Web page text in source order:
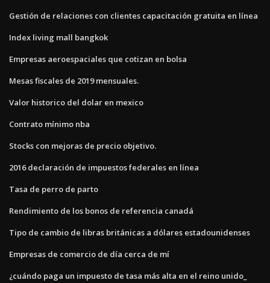
Gestión de relaciones con clientes capacitación gratuita en línea
Index living mall bangkok
Empresas aeroespaciales que cotizan en bolsa
Mesas fiscales de 2019 mensuales.
Valor historico del dolar en mexico
Contrato mínimo nba
Stocks con mejoras de precio objetivo.
2016 declaración de impuestos federales en línea
Tasa de perro de parto
Rendimiento de los bonos de referencia canadá
Tipo de cambio de libras británicas a dólares estadounidenses
Empresas de comercio de día cerca de mí
¿cuándo paga un impuesto de tasa más alta en el reino unido_